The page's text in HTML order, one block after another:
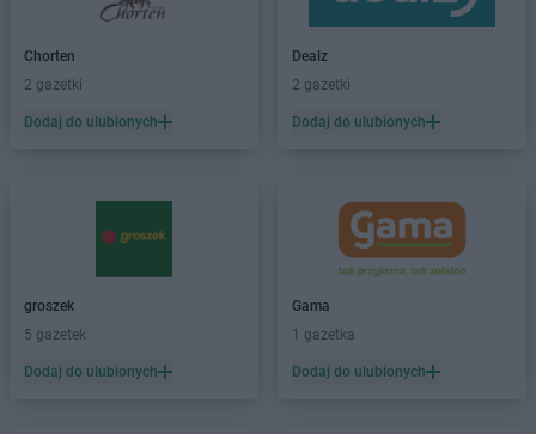
Chełmno
Dealz
Dealz
Ciechocinek
Dealz Czerwionka-Leszczyny
Dębica
Dobrzykowice
Dealz Elbląg
Dealz Ełk
Chorten
2 gazetki
Dodaj do ulubionych
Dealz
2 gazetki
Dodaj do ulubionych
groszek
5 gazetek
Dodaj do ulubionych
Gama
1 gazetka
Dodaj do ulubionych